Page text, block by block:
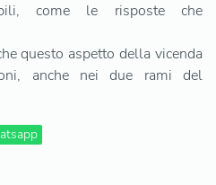
come le risposte che
questo aspetto della vicenda
anche nei due rami del